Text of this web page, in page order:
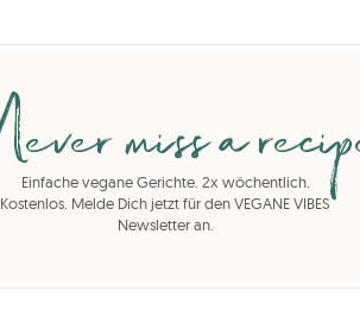
miss a
Einfache vegane Gerichte. 2x wöchentlich.
Kostenlos. Melde Dich jetzt für den VEGANE VIBES
Newsletter an.